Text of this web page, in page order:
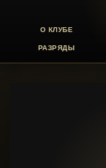
О КЛУБЕ
РАЗРЯДЫ